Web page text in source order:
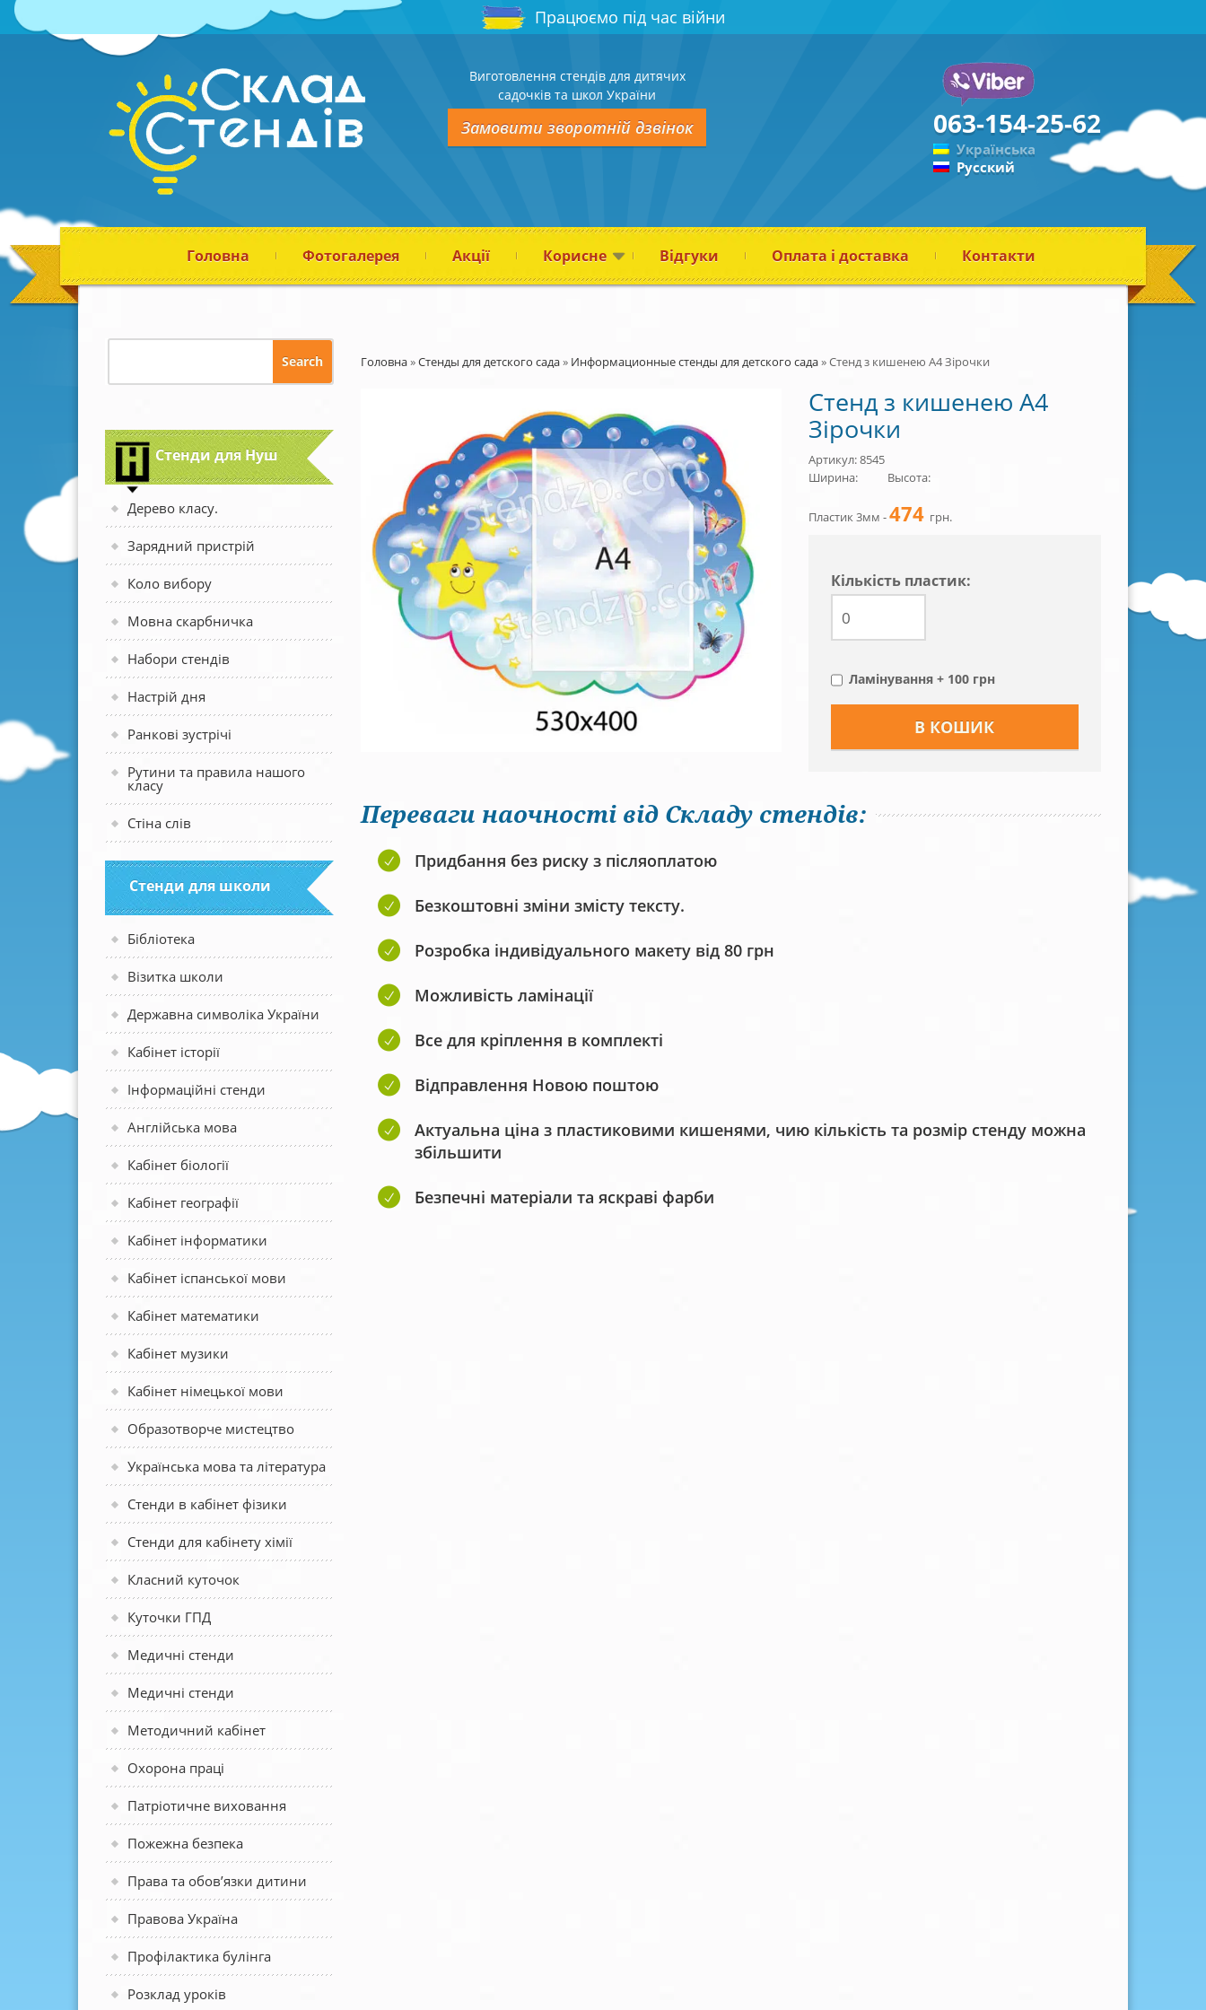
Працюємо під час війни
Виготовлення стендів для дитячих
садочків та школ України
Замовити зворотній дзвінок 063-154-25-62
Українська
Русский
Головна Фотогалерея Акції Корисне Відгуки Оплата і доставка Контакти
Стенди для Нуш
Дерево класу.
Зарядний пристрій
Коло вибору
Мовна скарбничка
Набори стендів
Настрій дня
Ранкові зустрічі
Рутини та правила нашого
класу
Стіна слів
Стенди для школи
Бібліотека
Візитка школи
Державна символіка України
Кабінет історії
Інформаційні стенди
Англійська мова
Кабінет біології
Кабінет географії
Кабінет інформатики
Кабінет іспанської мови
Кабінет математики
Кабінет музики
Кабінет німецької мови
Образотворче мистецтво
Українська мова та література
Стенди в кабінет фізики
Стенди для кабінету хімії
Класний куточок
Куточки ГПД
Медичні стенди
Медичні стенди
Методичний кабінет
Охорона праці
Патріотичне виховання
Пожежна безпека
Права та обов’язки дитини
Правова Україна
Профілактика булінга
Розклад уроків
Головна»Стенды для детского сада» Информационные стенды для детского сада»Стенд з кишенею А4 Зірочки
Стенд з кишенею А4
Зірочки
Артикул: 8545
Ширина:
Высота:
Пластик 3мм -474 грн.
Кiлькiсть пластик:
Ламінування + 100 грн
Переваги наочності від Складу стендів:
Придбання без риску з післяоплатою
Безкоштовні зміни змісту тексту.
Розробка індивідуального макету від 80 грн
Можливість ламінації
Все для кріплення в комплекті
Відправлення Новою поштою
Актуальна ціна з пластиковими кишенями, чию кількість та розмір стенду можна
збільшити
Безпечні матеріали та яскраві фарби